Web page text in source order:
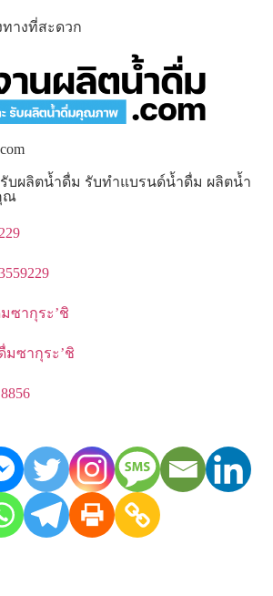
างที่สะดวก
บผลิตน้ำดื่ม รับทำแบรนด์น้ำดื่ม ผลิตน้ำ
ณ
มซากุระ’ชิ
มซากุระ’ชิ